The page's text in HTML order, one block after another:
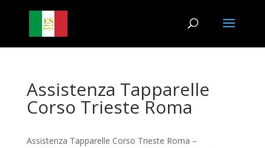
Assistenza Tapparelle
Corso Trieste Roma
Assistenza Tapparelle Corso Trieste Roma –